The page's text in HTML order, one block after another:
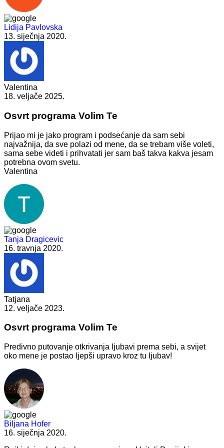
Lidija Pavlovska
13. siječnja 2020.
Valentina
18. veljače 2025.
Osvrt programa Volim Te
Prijao mi je jako program i podsećanje da sam sebi
najvažnija, da sve polazi od mene, da se trebam više voleti,
sama sebe videti i prihvatati jer sam baš takva kakva jesam
potrebna ovom svetu.
Valentina
Tanja Dragicevic
16. travnja 2020.
Tatjana
12. veljače 2023.
Osvrt programa Volim Te
Predivno putovanje otkrivanja ljubavi prema sebi, a svijet
oko mene je postao ljepši upravo kroz tu ljubav!
Biljana Hofer
16. siječnja 2020.